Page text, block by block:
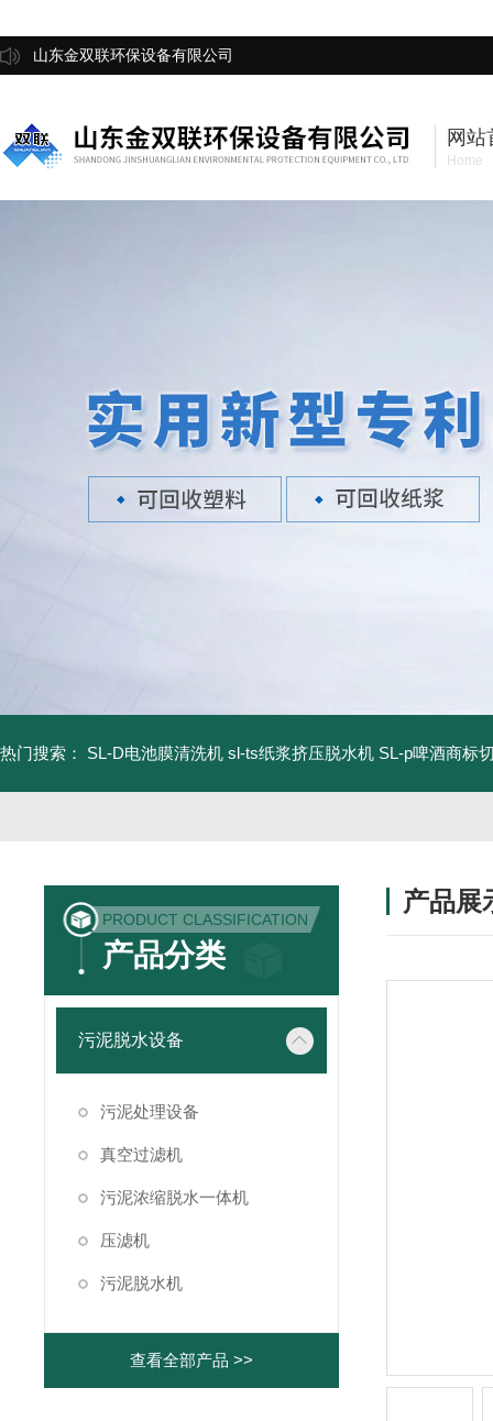
山东金双联环保设备有限公司
网站
Home
热门搜索： SL-D电池膜清洗机 sl-ts纸浆挤压脱水机 SL-p啤酒商标
PRODUCT CLASSIFICATION
产品分类
污泥脱水设备
污泥处理设备
真空过滤机
污泥浓缩脱水一体机
压滤机
污泥脱水机
查看全部产品 >>
产品展